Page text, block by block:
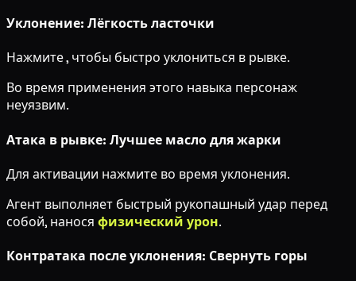
Уклонение: Лёгкость ласточки
Нажмите, чтобы быстро уклониться в рывке.
Во время применения этого навыка персонаж
неуязвим.
Атака в рывке: Лучшее масло для жарки
Для активации нажмите во время уклонения.
Агент выполняет быстрый рукопашный удар перед
собой, нанося физический урон.
Контратака после уклонения: Свернуть горы